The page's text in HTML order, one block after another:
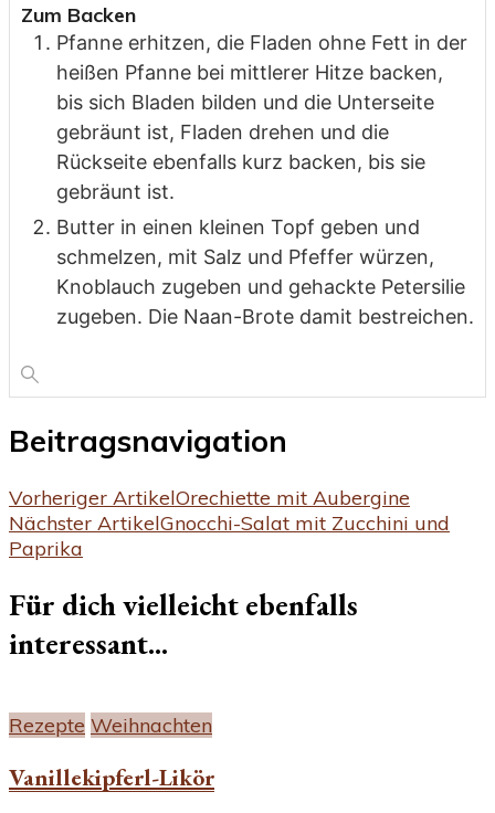
Zum Backen
Pfanne erhitzen, die Fladen ohne Fett in der
heißen Pfanne bei mittlerer Hitze backen,
bis sich Bladen bilden und die Unterseite
gebräunt ist, Fladen drehen und die
Rückseite ebenfalls kurz backen, bis sie
gebräunt ist.
Butter in einen kleinen Topf geben und
schmelzen, mit Salz und Pfeffer würzen,
Knoblauch zugeben und gehackte Petersilie
zugeben. Die Naan-Brote damit bestreichen.
Beitragsnavigation
Vorheriger ArtikelOrechiette mit Aubergine
Nächster ArtikelGnocchi-Salat mit Zucchini und
Paprika
Für dich vielleicht ebenfalls
interessant...
Rezepte Weihnachten
Vanillekipferl-Likör